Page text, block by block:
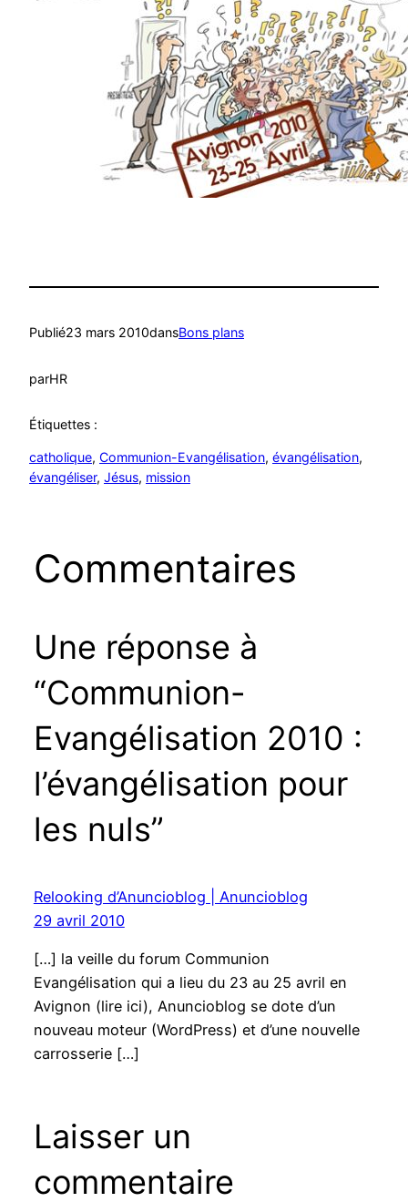
Publié23 mars 2010dansBons plans
parHR
Étiquettes :
catholique, Communion-Evangélisation, évangélisation
évangéliser, Jésus, mission
Commentaires
Une réponse à
“Communion-
Evangélisation 2010 :
l’évangélisation pour
les nuls”
Relooking d’Anuncioblog | Anuncioblog
29 avril 2010
[…] la veille du forum Communion
Evangélisation qui a lieu du 23 au 25 avril en
Avignon (lire ici), Anuncioblog se dote d’un
nouveau moteur (WordPress) et d’une nouvelle
carrosserie […]
Laisser un
commentaire